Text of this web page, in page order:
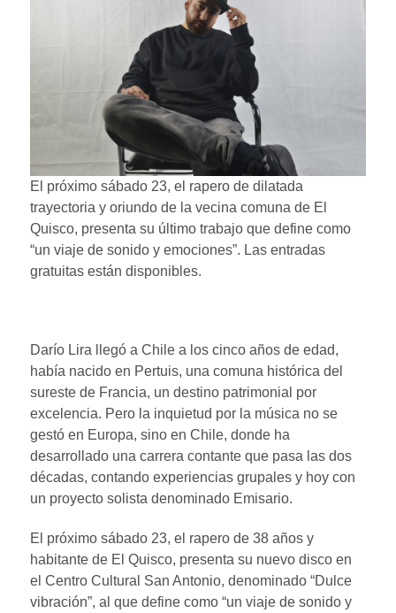
El próximo sábado 23, el rapero de dilatada
trayectoria y oriundo de la vecina comuna de El
Quisco, presenta su último trabajo que define como
“un viaje de sonido y emociones”. Las entradas
gratuitas están disponibles.
Darío Lira llegó a Chile a los cinco años de edad,
había nacido en Pertuis, una comuna histórica del
sureste de Francia, un destino patrimonial por
excelencia. Pero la inquietud por la música no se
gestó en Europa, sino en Chile, donde ha
desarrollado una carrera contante que pasa las dos
décadas, contando experiencias grupales y hoy con
un proyecto solista denominado Emisario.
El próximo sábado 23, el rapero de 38 años y
habitante de El Quisco, presenta su nuevo disco en
el Centro Cultural San Antonio, denominado “Dulce
vibración”, al que define como “un viaje de sonido y